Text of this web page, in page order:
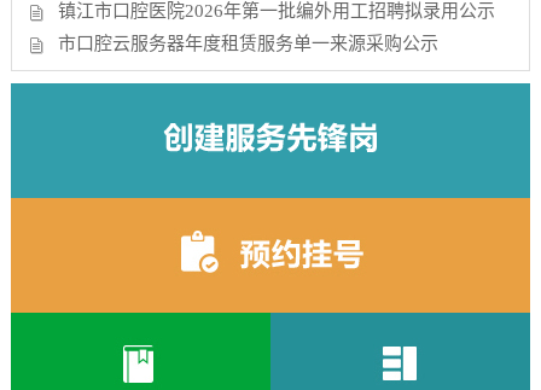
镇江市口腔医院2026年第一批编外用工招聘拟录用公示
市口腔云服务器年度租赁服务单一来源采购公示